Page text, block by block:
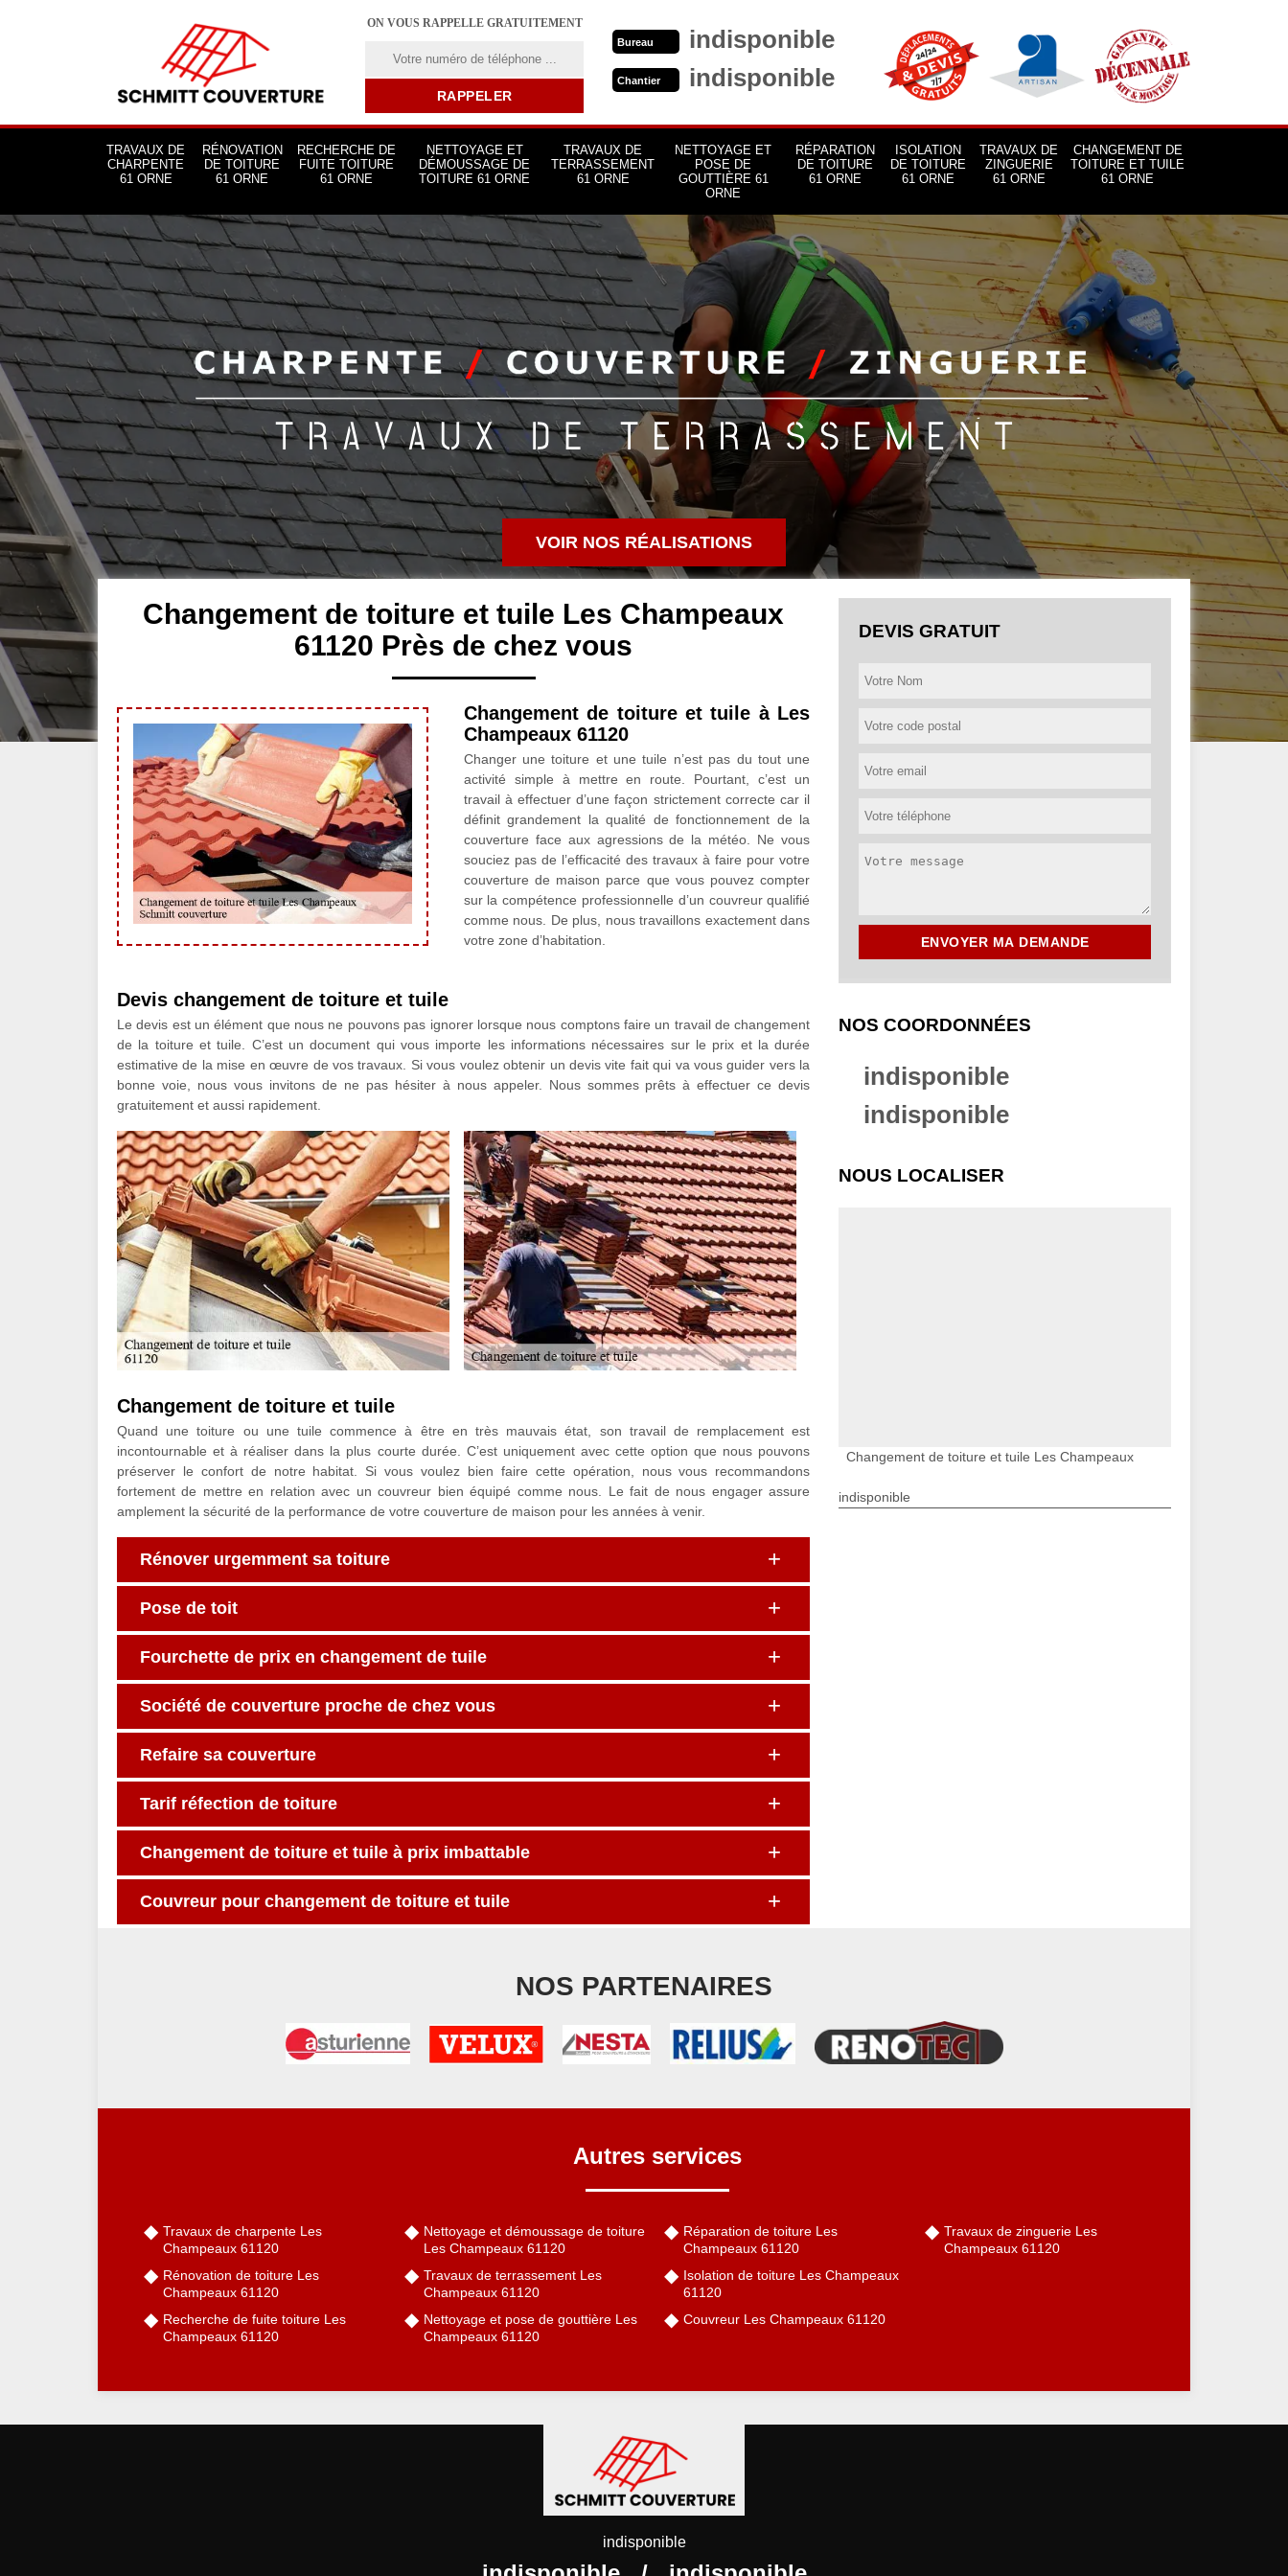
ON VOUS RAPPELLE GRATUITEMENT
Bureau indisponible
Chantier indisponible
TRAVAUX DE
CHARPENTE
61 ORNE
RÉNOVATION
DE TOITURE
61 ORNE
RECHERCHE DE
FUITE TOITURE
61 ORNE
NETTOYAGE ET
DÉMOUSSAGE DE
TOITURE 61 ORNE
TRAVAUX DE
TERRASSEMENT
61 ORNE
NETTOYAGE ET
POSE DE
GOUTTIÈRE 61
ORNE
RÉPARATION
DE TOITURE
61 ORNE
ISOLATION
DE TOITURE
61 ORNE
TRAVAUX DE
ZINGUERIE
61 ORNE
CHANGEMENT DE
TOITURE ET TUILE
61 ORNE
VOIR NOS RÉALISATIONS
Changement de toiture et tuile Les Champeaux
61120 Près de chez vous
Changement de toiture et tuile à Les
Champeaux 61120
Changer une toiture et une tuile n’est pas du tout une
activité simple à mettre en route. Pourtant, c’est un
travail à effectuer d’une façon strictement correcte car il
définit grandement la qualité de fonctionnement de la
couverture face aux agressions de la météo. Ne vous
souciez pas de l’efficacité des travaux à faire pour votre
couverture de maison parce que vous pouvez compter
sur la compétence professionnelle d’un couvreur qualifié
comme nous. De plus, nous travaillons exactement dans
votre zone d’habitation.
Devis changement de toiture et tuile
Le devis est un élément que nous ne pouvons pas ignorer lorsque nous comptons faire un travail de changement
de la toiture et tuile. C’est un document qui vous importe les informations nécessaires sur le prix et la durée
estimative de la mise en œuvre de vos travaux. Si vous voulez obtenir un devis vite fait qui va vous guider vers la
bonne voie, nous vous invitons de ne pas hésiter à nous appeler. Nous sommes prêts à effectuer ce devis
gratuitement et aussi rapidement.
Changement de toiture et tuile
Quand une toiture ou une tuile commence à être en très mauvais état, son travail de remplacement est
incontournable et à réaliser dans la plus courte durée. C’est uniquement avec cette option que nous pouvons
préserver le confort de notre habitat. Si vous voulez bien faire cette opération, nous vous recommandons
fortement de mettre en relation avec un couvreur bien équipé comme nous. Le fait de nous engager assure
amplement la sécurité de la performance de votre couverture de maison pour les années à venir.
Rénover urgemment sa toiture
Pose de toit
Fourchette de prix en changement de tuile
Société de couverture proche de chez vous
Refaire sa couverture
Tarif réfection de toiture
Changement de toiture et tuile à prix imbattable
Couvreur pour changement de toiture et tuile
DEVIS GRATUIT
NOS COORDONNÉES
indisponible
indisponible
NOUS LOCALISER
Changement de toiture et tuile Les Champeaux
indisponible
NOS PARTENAIRES
Autres services
Travaux de charpente Les
Champeaux 61120
Rénovation de toiture Les
Champeaux 61120
Recherche de fuite toiture Les
Champeaux 61120
Nettoyage et démoussage de toiture
Les Champeaux 61120
Travaux de terrassement Les
Champeaux 61120
Nettoyage et pose de gouttière Les
Champeaux 61120
Réparation de toiture Les
Champeaux 61120
Isolation de toiture Les Champeaux
61120
Couvreur Les Champeaux 61120
Travaux de zinguerie Les
Champeaux 61120
indisponible